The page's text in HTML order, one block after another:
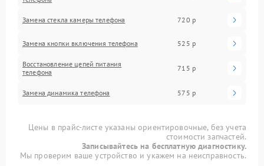
Замена стекла камеры телефона 720 р
Замена кнопки включения телефона 525 р
Восстановление цепей питания
телефона
715 р
Замена динамика телефона 575 р
Цены в прайс-листе указаны ориентировочные, без учета
стоимости запчастей.
Записывайтесь на бесплатную диагностику.
Мы проверим ваше устройство и укажем на неисправность.